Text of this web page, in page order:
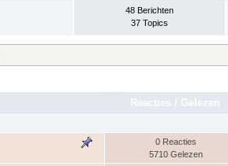
48 Berichten
37 Topics
Reacties / Gelezen
0 Reacties
5710 Gelezen